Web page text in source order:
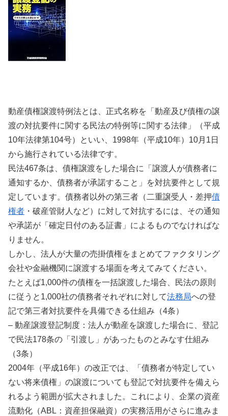
動産債権譲渡特例法とは、正式名称を「動産及び債権の譲
渡の対抗要件に関する民法の特例等に関する法律」（平成
10年法律第104号）といい、1998年（平成10年）10月1日
から施行されている法律です。
民法467条は、債権譲渡をした場合に「譲渡人が債務者に
通知するか、債務者が承諾すること」を対抗要件として規
定しています。債務者以外の第三者（二重譲受人・差押債
権者 ・破産管財人など）に対して対抗するには、その通知
や承諾が「確定日付のある証書」によるものでなければな
りません。
しかし、法人が大量の売掛債権をまとめてファクタリング
会社や金融機関に譲渡する場面を考えてみてください。
たとえば1,000件の債権を一括譲渡した場合、民法の原則
に従うと1,000社の債務者それぞれに対して法務局への登
記で第三者対抗要件を具備できる仕組み（4条）
– 動産譲渡登記制度：法人が動産を譲渡した場合に、登記
で民法178条の「引渡し」があったものとみなす仕組み
（3条）
2004年（平成16年）の改正では、「債務者が特定してい
ない将来債権」の譲渡についても登記で対抗要件を備えら
れるよう範囲が拡大されました。これにより、企業の資産
流動化（ABL：資産担保融資）の実務活用がさらに進みま